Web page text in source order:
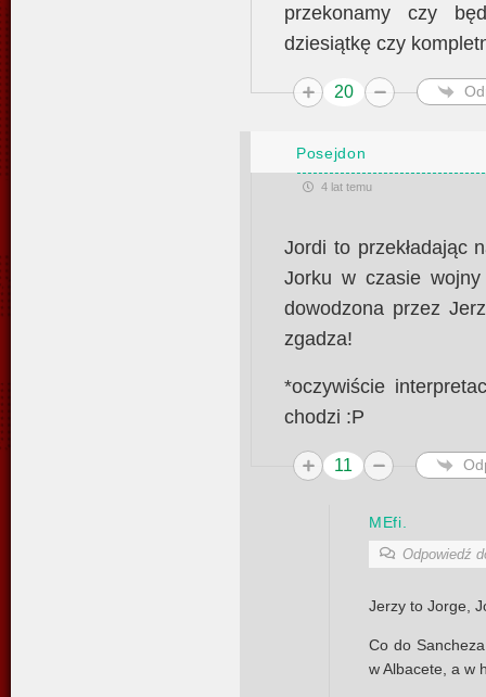
przekonamy czy
dziesiątkę czy
20
Posejdon
4 lat temu
Jordi to przekładając
Jorku w czasie wojny
dowodzona przez
zgadza!
*oczywiście
chodzi :P
11
MEfi.
Odpowiedź
Jerzy to Jorge,
Co do
w Albacete, a w